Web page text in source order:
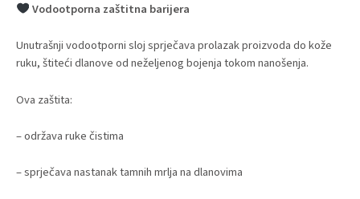
Vodootporna zaštitna barijera
Unutrašnji vodootporni sloj sprječava prolazak proizvoda do kože
ruku, štiteći dlanove od neželjenog bojenja tokom nanošenja.
Ova zaštita:
– održava ruke čistima
– sprječava nastanak tamnih mrlja na dlanovima